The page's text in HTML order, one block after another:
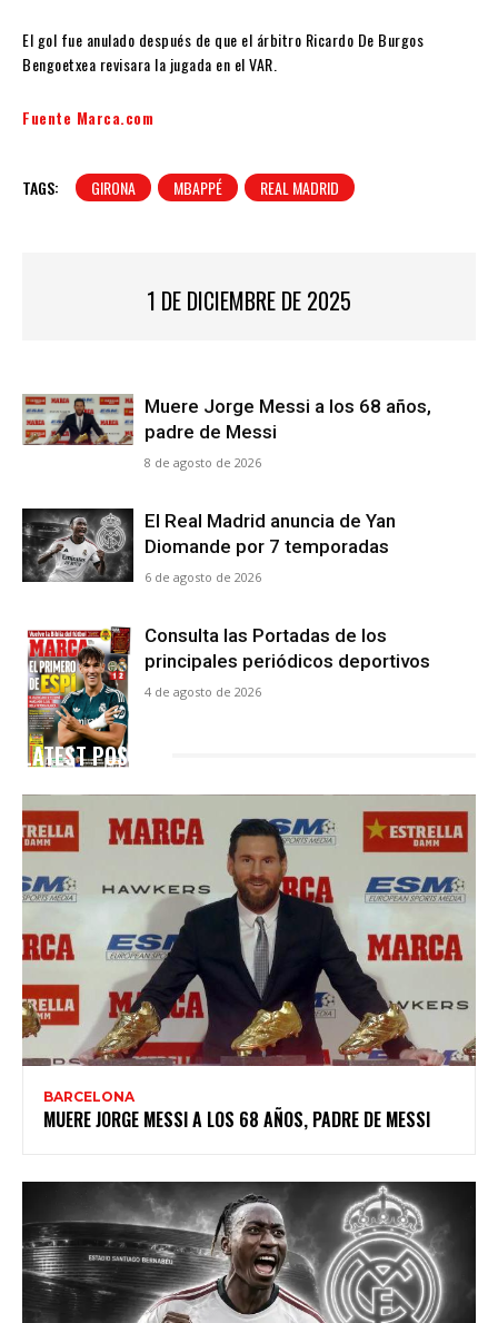
El gol fue anulado después de que el árbitro Ricardo De Burgos
Bengoetxea revisara la jugada en el VAR.
Fuente Marca.com
TAGS: GIRONA MBAPPÉ REAL MADRID
1 DE DICIEMBRE DE 2025
Muere Jorge Messi a los 68 años,
padre de Messi
8 de agosto de 2026
El Real Madrid anuncia de Yan
Diomande por 7 temporadas
6 de agosto de 2026
Consulta las Portadas de los
principales periódicos deportivos
4 de agosto de 2026
LATEST POSTS
BARCELONA
MUERE JORGE MESSI A LOS 68 AÑOS, PADRE DE MESSI